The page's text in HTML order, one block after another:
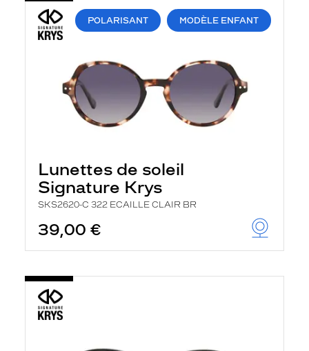
POLARISANT MODÈLE ENFANT
Lunettes de soleil
Signature Krys
SKS2620-C 322 ECAILLE CLAIR BR
39,00 €